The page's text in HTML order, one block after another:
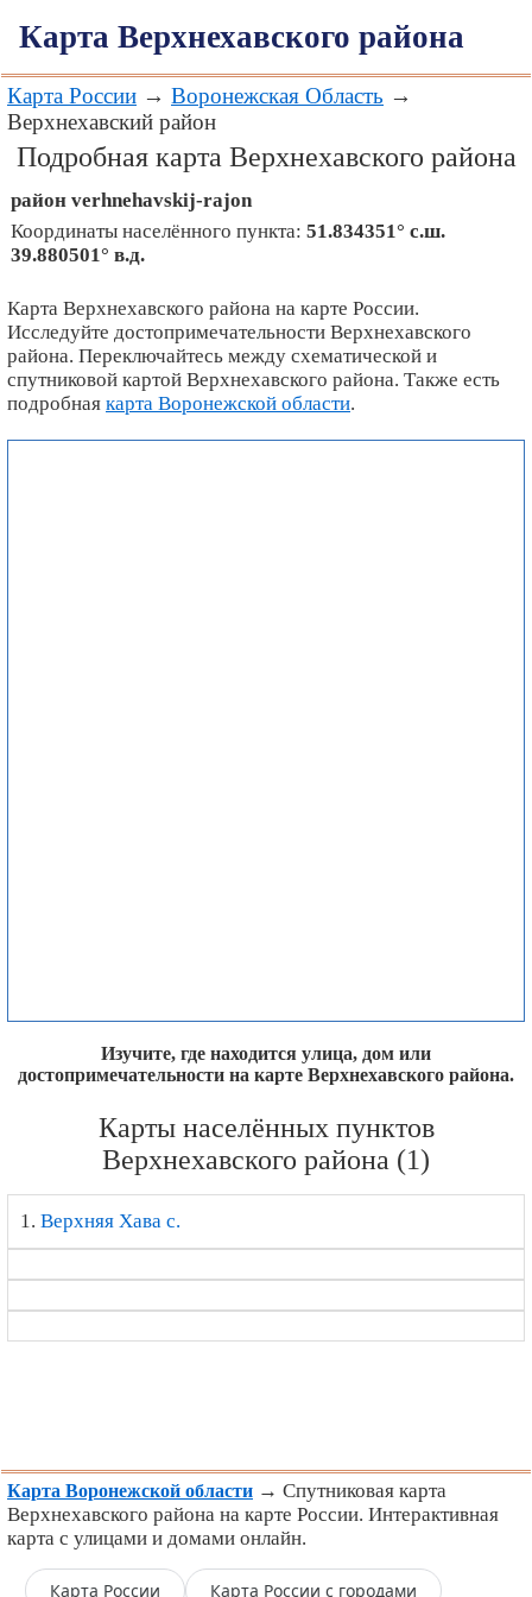
Карта Верхнехавского района
Карта России → Воронежская Область →
Верхнехавский район
Подробная карта Верхнехавского района
район verhnehavskij-rajon
Координаты населённого пункта: 51.834351° с.ш.
39.880501° в.д.
Карта Верхнехавского района на карте России.
Исследуйте достопримечательности Верхнехавского
района. Переключайтесь между схематической и
спутниковой картой Верхнехавского района. Также есть
подробная карта Воронежской области.
Изучите, где находится улица, дом или
достопримечательности на карте Верхнехавского района.
Карты населённых пунктов
Верхнехавского района (1)
1. Верхняя Хава с.
Карта Воронежской области → Спутниковая карта
Верхнехавского района на карте России. Интерактивная
карта с улицами и домами онлайн.
Карта России Карта России с городами